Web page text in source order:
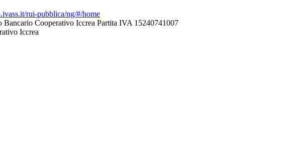
rui-pubblica/ng/#/home
Cooperativo Iccrea Partita IVA 15240741007
Iccrea